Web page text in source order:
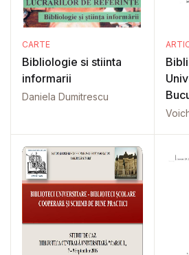
CARTE
Bibliologie si stiinta
informarii
Daniela Dumitrescu